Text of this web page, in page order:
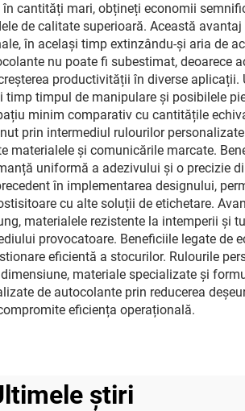
îmbrăcăminte și
de la magazinul
cantități mari, obțineți economii
de calitate superioară. Această
în același timp extinzându-și aria de
nu poate fi subestimat, deoarece
productivității în diverse
timpul de manipulare și posibilele
minim comparativ cu cantitățile
prin intermediul rulourilor
materialele și comunicările marcate.
uniformă a adezivului și o precizie
în implementarea designului,
cu alte soluții de etichetare.
materialele rezistente la intemperii și
provocatoare. Beneficiile legate de
eficientă a stocurilor. Rulourile
materiale specializate și
de autocolante prin reducerea
eficiența operațională.
știri